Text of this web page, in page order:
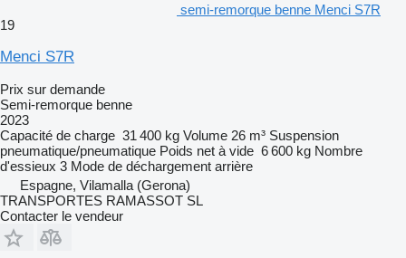
semi-remorque benne Menci S7R
19
Menci S7R
Prix sur demande
Semi-remorque benne
2023
Capacité de charge 31 400 kg Volume 26 m³ Suspension
pneumatique/pneumatique Poids net à vide 6 600 kg Nombre
d'essieux 3 Mode de déchargement arrière
Espagne, Vilamalla (Gerona)
TRANSPORTES RAMASSOT SL
Contacter le vendeur